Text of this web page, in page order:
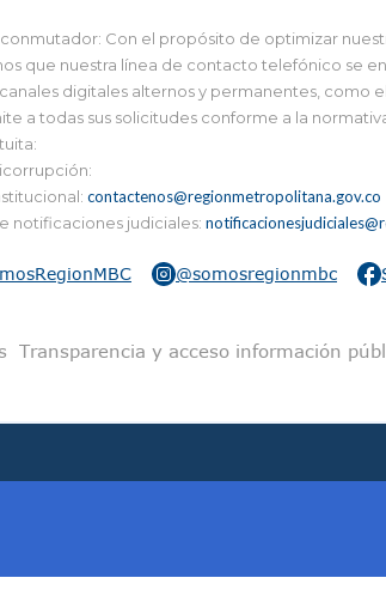
Con el propósito de optimizar
que nuestra línea de contacto telefónico se
digitales alternos y permanentes, como
a todas sus solicitudes conforme a la
contactenos@regionmetropolitana.gov.co
notificaciones judiciales:
@somosregionmbc
de página
Transparencia y acceso información